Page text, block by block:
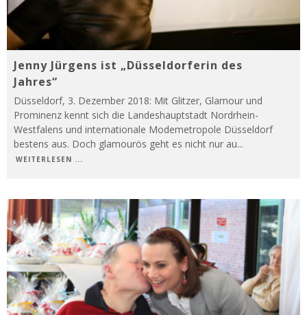
Jenny Jürgens ist „Düsseldorferin des
Jahres“
Düsseldorf, 3. Dezember 2018: Mit Glitzer, Glamour und
Prominenz kennt sich die Landeshauptstadt Nordrhein-
Westfalens und internationale Modemetropole Düsseldorf
bestens aus. Doch glamourös geht es nicht nur au...
WEITERLESEN ...